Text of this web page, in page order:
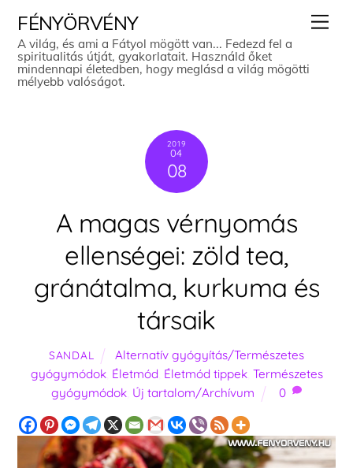
content
FÉNYÖRVÉNY
A világ, és ami a Fátyol mögött van... Fedezd fel a
spiritualitás útját, gyakorlatait. Használd őket
mindennapi életedben, hogy meglásd a világ mögötti
mélyebb valóságot.
2019
04
08
A magas vérnyomás
ellenségei: zöld tea,
gránátalma, kurkuma és
társaik
SANDAL
Alternatív gyógyítás/Természetes
gyógymódok, Életmód Életmód tippek, Természetes
gyógymódok Új tartalom/Archívum 0